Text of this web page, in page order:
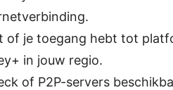
of je toegang hebt tot
in jouw regio.
of P2P-servers